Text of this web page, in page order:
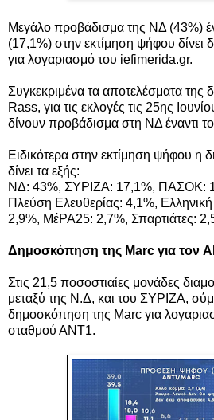
Μεγάλο προβάδισμα της ΝΔ (43%)
(17,1%) στην εκτίμηση ψήφου δίνει
για λογαριασμό του iefimerida.gr.
Συγκεκριμένα τα αποτελέσματα
Rass, για τις εκλογές τις 25ης
δίνουν προβάδισμα στη ΝΔ έναντι
Ειδικότερα στην εκτίμηση ψήφου
δίνει τα εξής:
ΝΔ: 43%, ΣΥΡΙΖΑ: 17,1%, ΠΑΣΟΚ:
Πλεύση Ελευθερίας: 4,1%,
2,9%, ΜέΡΑ25: 2,7%, Σπαρτιάτες:
Δημοσκόπηση της Marc για τον
Στις 21,5 ποσοστιαίες μονάδες
μεταξύ της Ν.Δ, και του ΣΥΡΙΖΑ,
δημοσκόπηση της Marc για
σταθμού ΑΝΤ1.